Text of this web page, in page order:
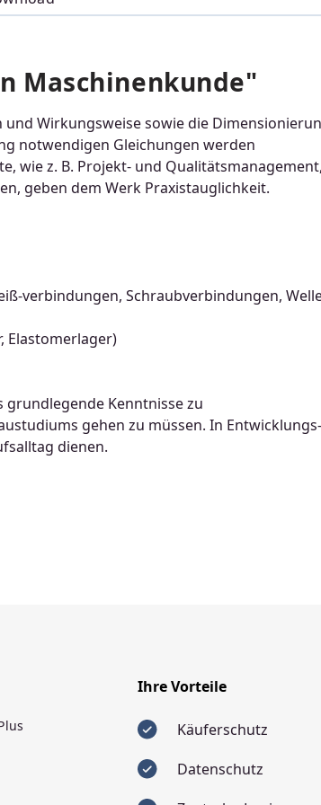
Maschinenkunde"
Wirkungsweise sowie die
notwendigen Gleichungen werden
wie z. B. Projekt- und Qualitätsmanagement,
geben dem Werk Praxistauglichkeit.
verbindungen, Schraubverbindungen,
Elastomerlager)
Kenntnisse zu
gehen zu müssen. In Entwicklungs-
dienen.
Ihre Vorteile
Käuferschutz
Datenschutz